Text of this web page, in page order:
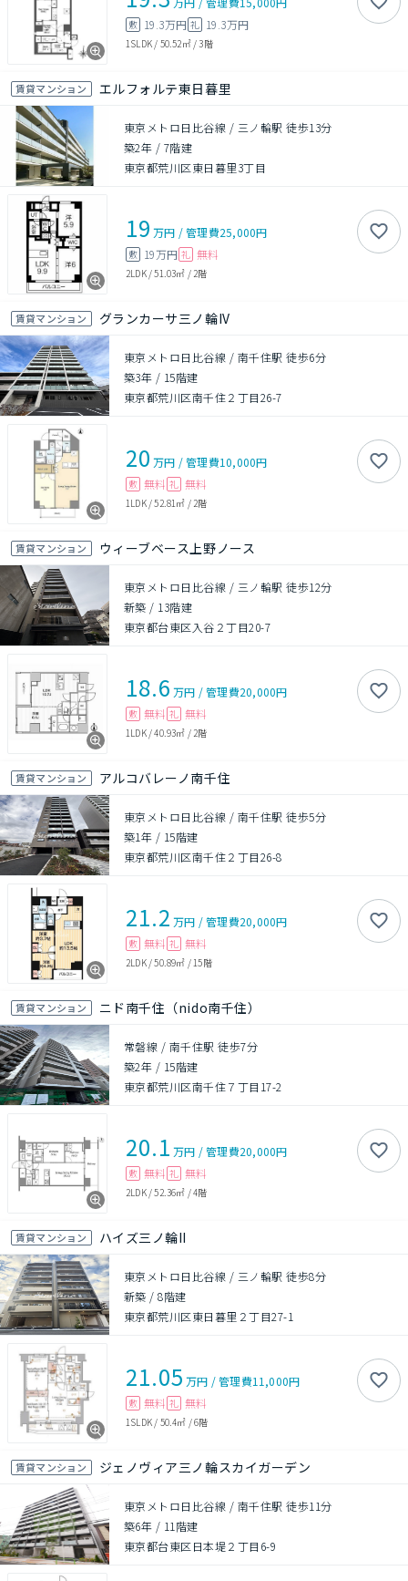
敷 19.3万円 礼 19.3万円
1SLDK / 50.52㎡/3階
賃貸マンション エルフォルテ東日暮里
東京メトロ日比谷線 / 三ノ輪駅 徒歩13分
築2年 / 7階建
東京都荒川区東日暮里3丁目
19 万円 /管理費25,000円
敷 19万円 礼 無料
2LDK/51.03㎡ / 2階
賃貸マンション グランカーサ三ノ輪IV
東京メトロ日比谷線 / 南千住駅 徒歩6分
築3年 / 15階建
東京都荒川区南千住２丁目26-7
20 万円 /管理費10,000円
敷 無料 礼 無料
1LDK/52.81㎡ / 2階
賃貸マンション ウィーブベース上野ノース
東京メトロ日比谷線 / 三ノ輪駅 徒歩12分
新築 / 13階建
東京都台東区入谷２丁目20-7
18.6 万円 /管理費20,000円
敷 無料 礼 無料
1LDK/40.93㎡ / 2階
賃貸マンション アルコバレーノ南千住
東京メトロ日比谷線 / 南千住駅 徒歩5分
築1年 / 15階建
東京都荒川区南千住２丁目26-8
21.2 万円 /管理費20,000円
敷 無料 礼 無料
2LDK/50.89㎡ / 15階
賃貸マンション ニド南千住（nido南千住）
常磐線 / 南千住駅 徒歩7分
築2年 / 15階建
東京都荒川区南千住７丁目17-2
20.1 万円 /管理費20,000円
敷 無料 礼 無料
2LDK/52.36㎡ /4階
賃貸マンション ハイズ三ノ輪II
東京メトロ日比谷線 / 三ノ輪駅 徒歩8分
新築 /8階建
東京都荒川区東日暮里２丁目27-1
21.05 万円 /管理費11,000円
敷 無料 礼 無料
1SLDK / 50.4㎡ /6階
賃貸マンション ジェノヴィア三ノ輪スカイガーデン
東京メトロ日比谷線 / 南千住駅 徒歩11分
築6年 / 11階建
東京都台東区日本堤２丁目6-9